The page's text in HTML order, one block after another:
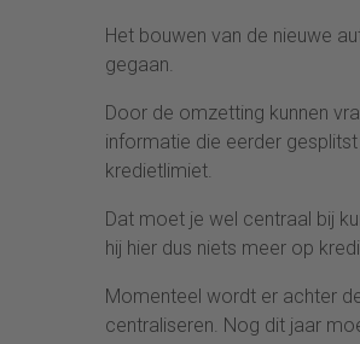
Het bouwen van de nieuwe
gegaan.
Door de omzetting kunnen
informatie die eerder
kredietlimiet.
Dat moet je wel centraal bij
hij hier dus niets meer op
Momenteel wordt er achter
centraliseren. Nog dit jaar